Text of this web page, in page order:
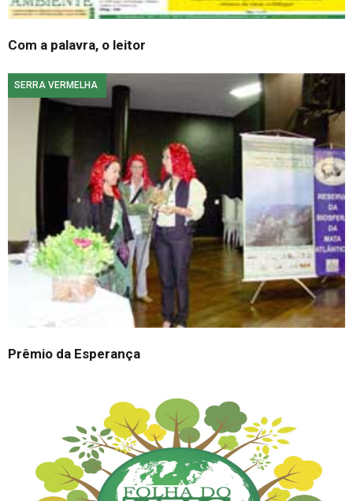
Com a pala­vra, o leitor
SERRA VERMELHA
Prêmio da Esperança